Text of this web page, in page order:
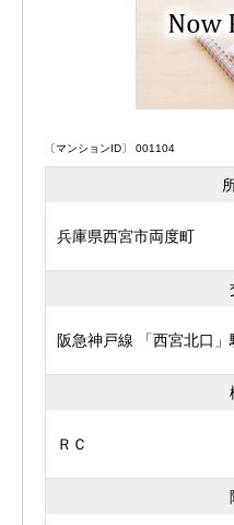
〔マンションID〕 001104
兵庫県西宮市両度町
阪急神戸線 「西宮北口
ＲＣ